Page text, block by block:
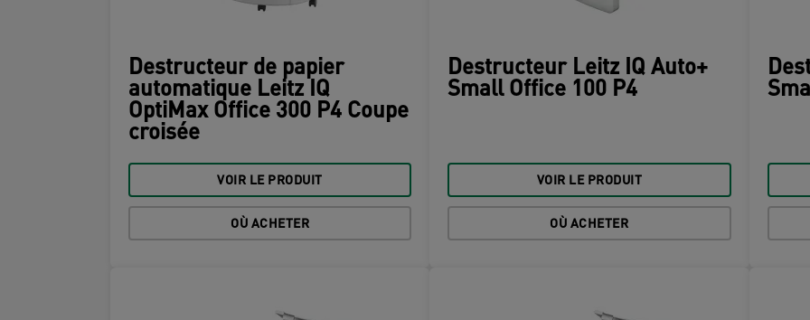
Destructeur de papier
automatique Leitz IQ
OptiMax Office 300 P4 Coupe
croisée
VOIR LE PRODUIT
OÙ ACHETER
Destructeur Leitz IQ Auto+
Small Office 100 P4
VOIR LE PRODUIT
OÙ ACHETER